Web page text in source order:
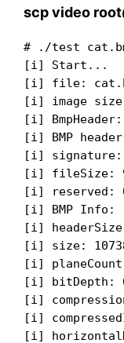
scp video
# ./test
[i] Start...
[i] file:
[i] image size:
[i]
[i] BMP
[i] signature:
[i] fileSize:
[i] reserved:
[i] BMP Info:
[i]
[i] size:
[i]
[i] bitDepth:
[i]
[i]
[i]